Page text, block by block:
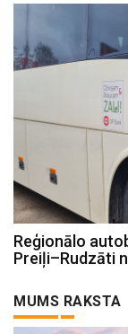
Reģionālo
Preiļi–Rudzāti
MUMS RAKSTA